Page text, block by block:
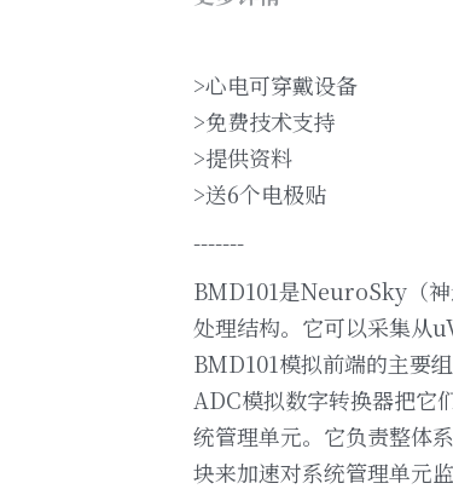
>心电可穿戴设备
>免费技术支持
>提供资料
>送6个电极贴
-------
BMD101是NeuroSky（
处理结构。它可以采集从
BMD101模拟前端的主要
ADC模拟数字转换器把它
统管理单元。它负责整体
块来加速对系统管理单元